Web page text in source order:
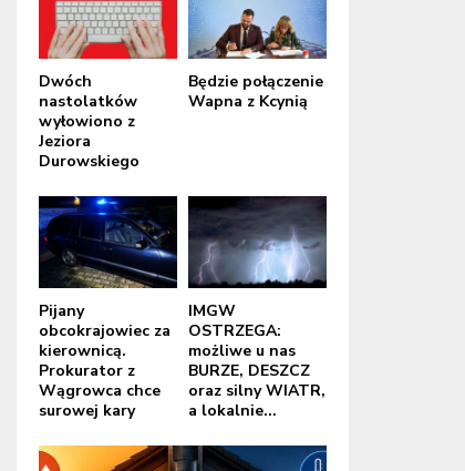
Dwóch
nastolatków
wyłowiono z
Jeziora
Durowskiego
Będzie połączenie
Wapna z Kcynią
Pijany
obcokrajowiec za
kierownicą.
Prokurator z
Wągrowca chce
surowej kary
IMGW
OSTRZEGA:
możliwe u nas
BURZE, DESZCZ
oraz silny WIATR,
a lokalnie...